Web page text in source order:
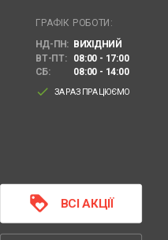
ГРАФІК РОБОТИ:
НД-ПН: ВИХІДНИЙ
ВТ-ПТ:
08:00 - 17:00
СБ:
08:00 - 14:00
done ЗАРАЗ ПРАЦЮЄМО
loyalty ВСІ АКЦІЇ